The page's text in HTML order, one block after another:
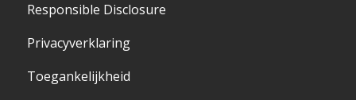
Responsible Disclosure
Privacyverklaring
Toegankelijkheid